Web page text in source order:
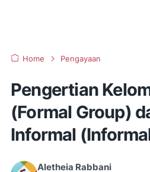
Home Pengayaan
Pengertian
(Formal Group)
Informal
Aletheia Rabbani